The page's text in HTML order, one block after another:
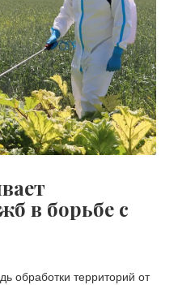
в борьбе с
обработки территорий от